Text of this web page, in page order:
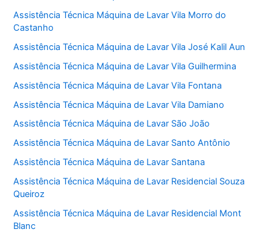
Assistência Técnica Máquina de Lavar Vila Morro do
Castanho
Assistência Técnica Máquina de Lavar Vila José Kalil Aun
Assistência Técnica Máquina de Lavar Vila Guilhermina
Assistência Técnica Máquina de Lavar Vila Fontana
Assistência Técnica Máquina de Lavar Vila Damiano
Assistência Técnica Máquina de Lavar São João
Assistência Técnica Máquina de Lavar Santo Antônio
Assistência Técnica Máquina de Lavar Santana
Assistência Técnica Máquina de Lavar Residencial Souza
Queiroz
Assistência Técnica Máquina de Lavar Residencial Mont
Blanc